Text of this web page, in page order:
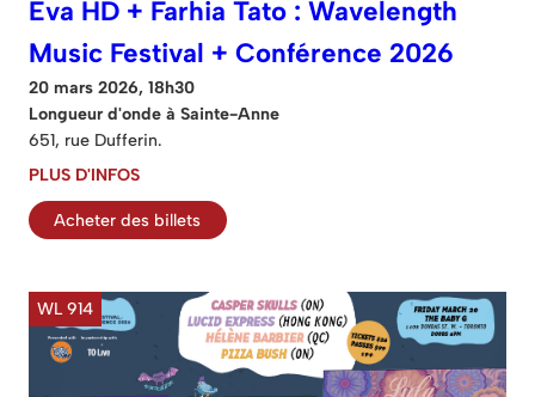
Eva HD + Farhia Tato : Wavelength
Music Festival + Conférence 2026
20 mars 2026, 18h30
Longueur d'onde à Sainte-Anne
651, rue Dufferin.
PLUS D'INFOS
Acheter des billets
WL 914